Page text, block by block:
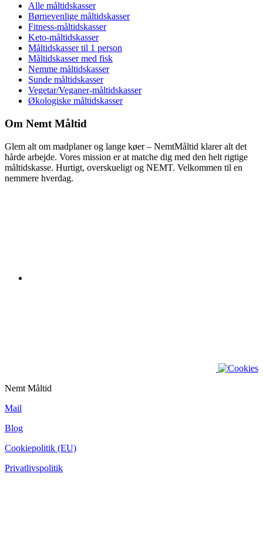
Alle måltidskasser
Børnevenlige måltidskasser
Fitness-måltidskasser
Keto-måltidskasser
Måltidskasser til 1 person
Måltidskasser med fisk
Nemme måltidskasser
Sunde måltidskasser
Vegetar/Veganer-måltidskasser
Økologiske måltidskasser
Om Nemt Måltid
Glem alt om madplaner og lange køer – NemtMåltid klarer alt det
hårde arbejde. Vores mission er at matche dig med den helt rigtige
måltidskasse. Hurtigt, overskueligt og NEMT. Velkommen til en
nemmere hverdag.
Nemt Måltid
Mail
Blog
Cookiepolitik (EU)
Privatlivspolitik